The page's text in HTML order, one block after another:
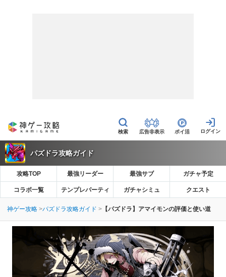
広告非表示 ポイ活
パズドラ攻略ガイド
攻略TOP 最強リーダー 最強サブ ガチャ予定
コラボ一覧 テンプレパーティ ガチャシミュ クエスト
神ゲー攻略 パズドラ攻略ガイド 【パズドラ】アマイモンの評価と使い道